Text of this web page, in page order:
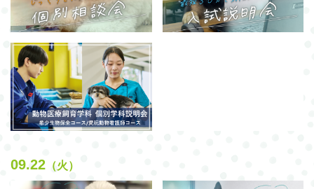
09.22 （火）